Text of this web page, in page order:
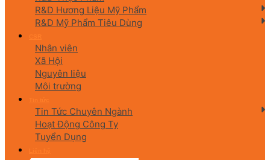
R&D Hương Liệu Mỹ Phẩm
R&D Mỹ Phẩm Tiêu Dùng
Nhân viên
Xã Hội
Nguyên liệu
Môi trường
Tin Tức Chuyên Ngành
Hoạt Động Công Ty
Tuyển Dụng